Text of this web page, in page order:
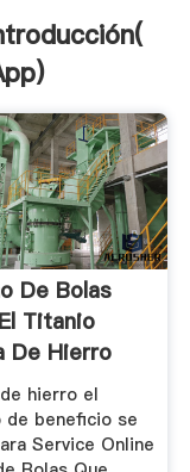
)
De Bolas
Titanio
De Hierro
hierro el
de beneficio se
Service Online